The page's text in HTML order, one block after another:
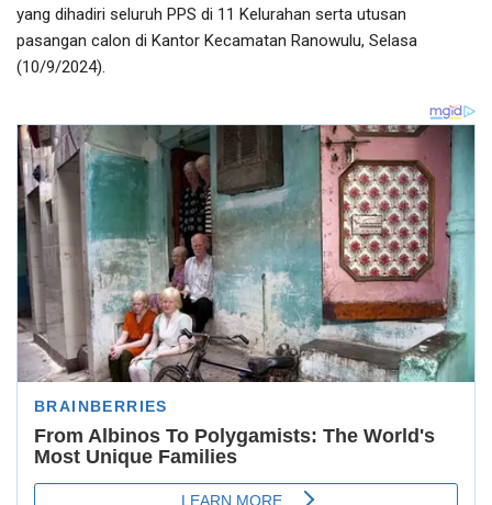
yang dihadiri seluruh PPS di 11 Kelurahan serta utusan
pasangan calon di Kantor Kecamatan Ranowulu, Selasa
(10/9/2024).